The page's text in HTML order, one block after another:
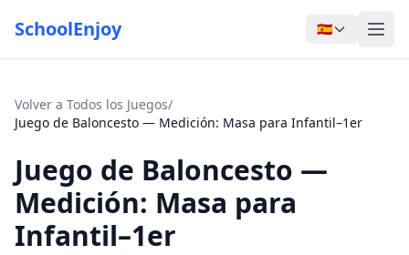
SchoolEnjoy 🇪🇸
Volver a Todos los Juegos/
Juego de Baloncesto — Medición: Masa para Infantil–1er
Juego de Baloncesto —
Medición: Masa para
Infantil–1er